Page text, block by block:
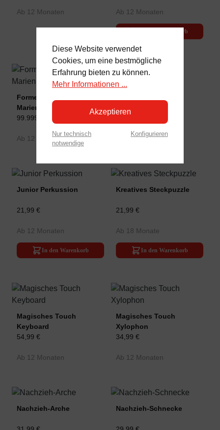
Ab 12 Monaten Ab 12 Monaten
In den Warenkorb
Formensortierer
Marienkäfer
99.999.999,00 €
Ab 12 Monaten
Gemüsekörbchen
Junior Perkussion
21,99 €
Ab 12 Monaten
In den Warenkorb
Kreatives Steckpuzzle
21,99 €
Ab 18 Monate
In den Warenkorb
Magisches Touch
Keyboard
54,99 €
Ab 12 Monaten
Magisches Touch
Xylophon
34,99 €
Ab 12 Monaten
Nachzieh-Arche Nachzieh-Schnecke
Diese Website verwendet
Cookies, um eine bestmögliche
Erfahrung bieten zu können.
Mehr Informationen ...
Akzeptieren
Nur technisch
notwendige
Konfigurieren